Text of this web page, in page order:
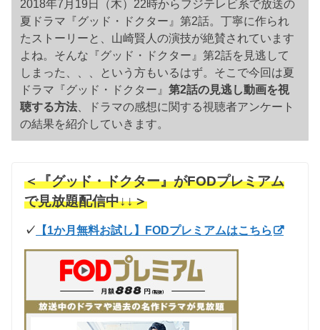
2018年7月19日（木）22時からフジテレビ系で放送の
夏ドラマ『グッド・ドクター』第2話。丁寧に作られ
たストーリーと、山崎賢人の演技が絶賛されています
よね。そんな『グッド・ドクター』第2話を見逃して
しまった、、、という方もいるはず。そこで今回は夏
ドラマ『グッド・ドクター』第2話の見逃し動画を視
聴する方法 、ドラマの感想に関する視聴者アンケート
の結果を紹介していきます。
＜『グッド・ドクター』がFODプレミアム
で見放題配信中↓↓＞
✓ 【1か月無料お試し】FODプレミアムはこちら